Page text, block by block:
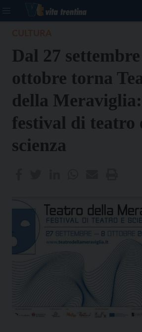
Dal 27
ottobre torna
della Meraviglia:
festival di teatro
scienza